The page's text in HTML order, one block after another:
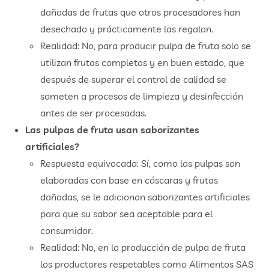
dañadas de frutas que otros procesadores han
desechado y prácticamente las regalan.
Realidad: No, para producir pulpa de fruta solo se
utilizan frutas completas y en buen estado, que
después de superar el control de calidad se
someten a procesos de limpieza y desinfección
antes de ser procesadas.
Las pulpas de fruta usan saborizantes
artificiales?
Respuesta equivocada: Sí, como las pulpas son
elaboradas con base en cáscaras y frutas
dañadas, se le adicionan saborizantes artificiales
para que su sabor sea aceptable para el
consumidor.
Realidad: No, en la producción de pulpa de fruta
los productores respetables como Alimentos SAS